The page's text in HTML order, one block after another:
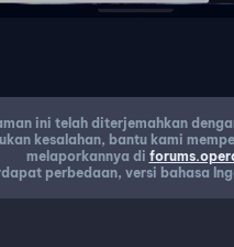
ini telah diterjemahkan
kesalahan, bantu kami
melaporkannya di
perbedaan, versi bahasa